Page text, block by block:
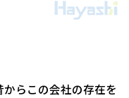
らこの会社の存在を